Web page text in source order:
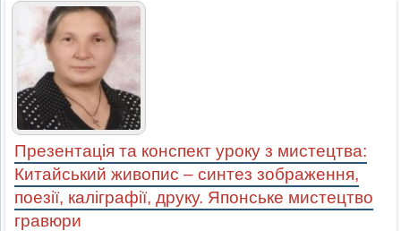
Презентація та конспект уроку з мистецтва:
Китайський живопис – синтез зображення,
поезії, каліграфії, друку. Японське мистецтво
гравюри